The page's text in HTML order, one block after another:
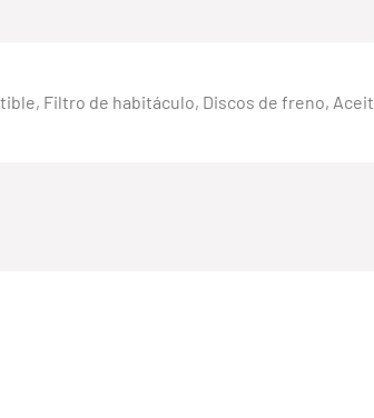
Filtro de habitáculo, Discos de freno,